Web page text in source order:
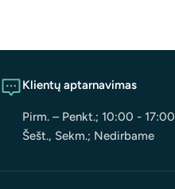
Klientų aptarnavimas
Pirm. – Penkt.; 10:00 - 17:00
Šešt., Sekm.; Nedirbame